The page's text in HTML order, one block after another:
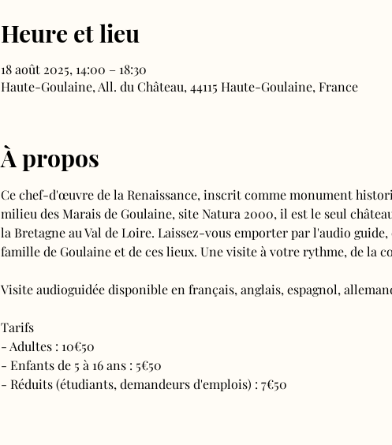
Heure et lieu
18 août 2025, 14:00 – 18:30
Haute-Goulaine, All. du Château, 44115 Haute-Goulaine, France
À propos
Ce chef-d'œuvre de la Renaissance, inscrit comme monument
milieu des Marais de Goulaine, site Natura 2000, il est le seul
la Bretagne au Val de Loire. Laissez-vous emporter par l'audio
famille de Goulaine et de ces lieux. Une visite à votre rythme, de la
Visite audioguidée disponible en français, anglais, espagnol,
Tarifs
- Adultes : 10€50
- Enfants de 5 à 16 ans : 5€50
- Réduits (étudiants, demandeurs d'emplois) : 7€50